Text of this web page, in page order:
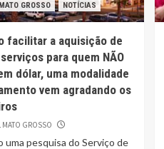
GROSSO
NOTÍCIAS
facilitar a aquisição de
para quem NÃO
dólar, uma modalidade
vem agradando os
MATO GROSSO
uma pesquisa do Serviço de